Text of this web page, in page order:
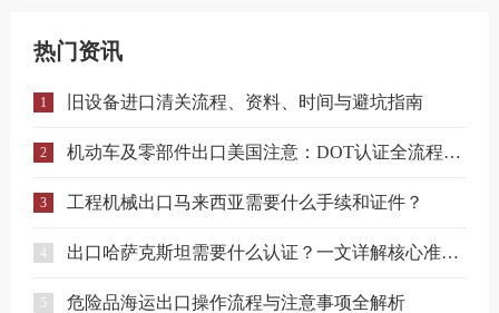
热门资讯
1 旧设备进口清关流程、资料、时间与避坑指南
2 机动车及零部件出口美国注意：DOT认证全流程与合规要点详解
3 工程机械出口马来西亚需要什么手续和证件？
4 出口哈萨克斯坦需要什么认证？一文详解核心准入要求
5 危险品海运出口操作流程与注意事项全解析